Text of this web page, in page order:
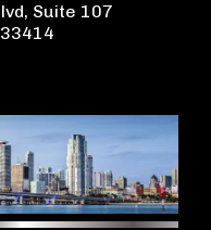
Suite 107